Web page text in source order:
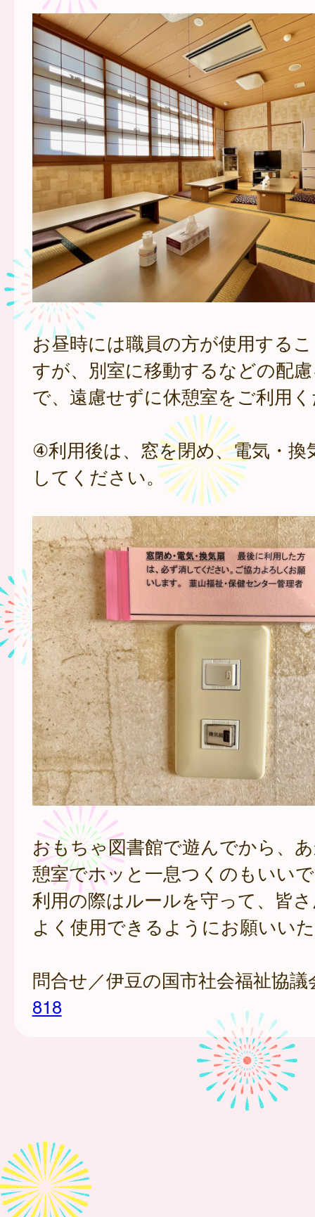
お昼時には職員の方が使用する
すが、別室に移動するなどの配
で、遠慮せずに休憩室をご利用
④利用後は、窓を閉め、電気・換
してください。
おもちゃ図書館で遊んでから、
憩室でホッと一息つくのもいい
利用の際はルールを守って、皆
よく使用できるようにお願いい
問合せ／伊豆の国市社会福祉協
818